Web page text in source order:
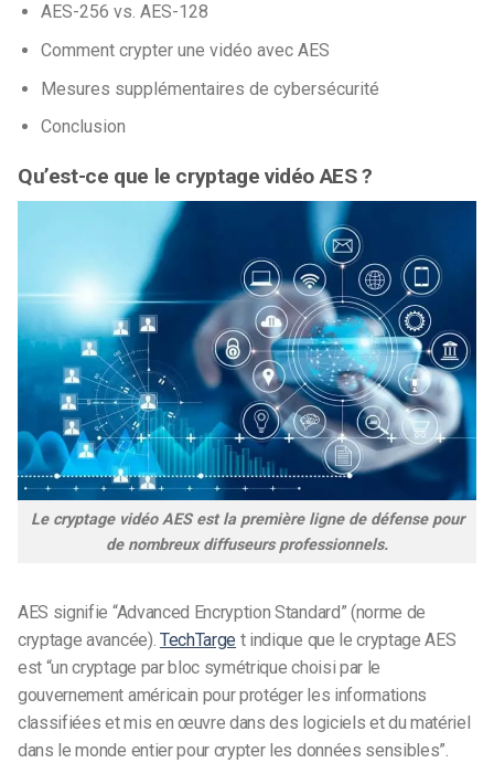
AES-256 vs. AES-128
Comment crypter une vidéo avec AES
Mesures supplémentaires de cybersécurité
Conclusion
Qu’est-ce que le cryptage vidéo AES ?
Le cryptage vidéo AES est la première ligne de défense pour
de nombreux diffuseurs professionnels.
AES signifie “Advanced Encryption Standard” (norme de
cryptage avancée). TechTarge t indique que le cryptage AES
est “un cryptage par bloc symétrique choisi par le
gouvernement américain pour protéger les informations
classifiées et mis en œuvre dans des logiciels et du matériel
dans le monde entier pour crypter les données sensibles”.